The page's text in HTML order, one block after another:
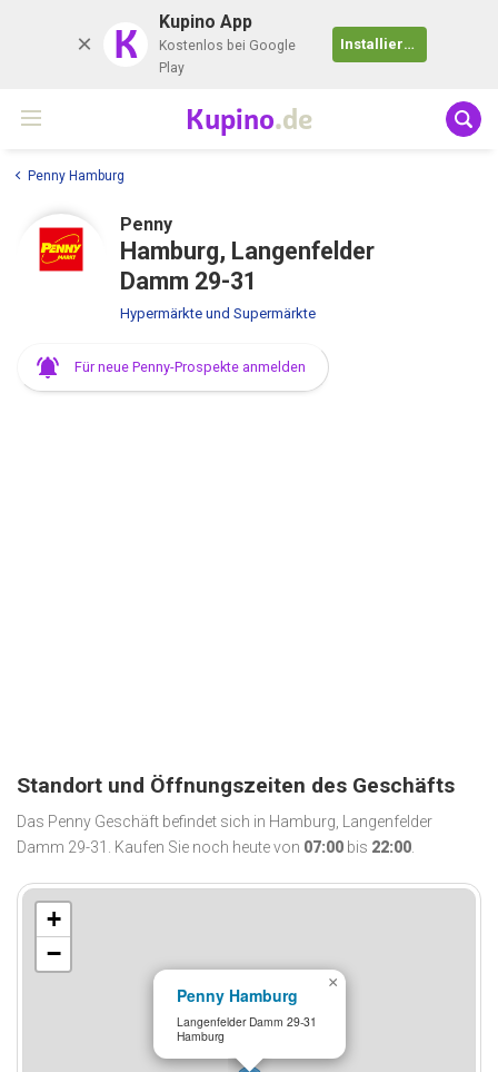
K Kupino App
Kostenlos bei Google
Play
Installieren
Kupino.de
Penny Hamburg
Penny
Hamburg, Langenfelder
Damm 29-31
Hypermärkte und Supermärkte
Für neue Penny-Prospekte anmelden
Standort und Öffnungszeiten des Geschäfts
Das Penny Geschäft befindet sich in Hamburg, Langenfelder
Damm 29-31. Kaufen Sie noch heute von 07:00 bis 22:00.
Penny Hamburg
Langenfelder Damm 29-31
Hamburg
×
+
−